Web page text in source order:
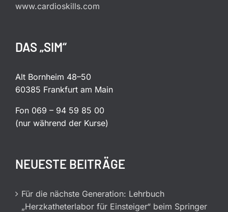
www.cardioskills.com
DAS „SIM“
Alt Bornheim 48–50
60385 Frankfurt am Main
Fon 069 – 94 59 85 00
(nur während der Kurse)
NEUESTE BEITRÄGE
Für die nächste Generation: Lehrbuch
„Herzkatheterlabor für Einsteiger“ beim Springer